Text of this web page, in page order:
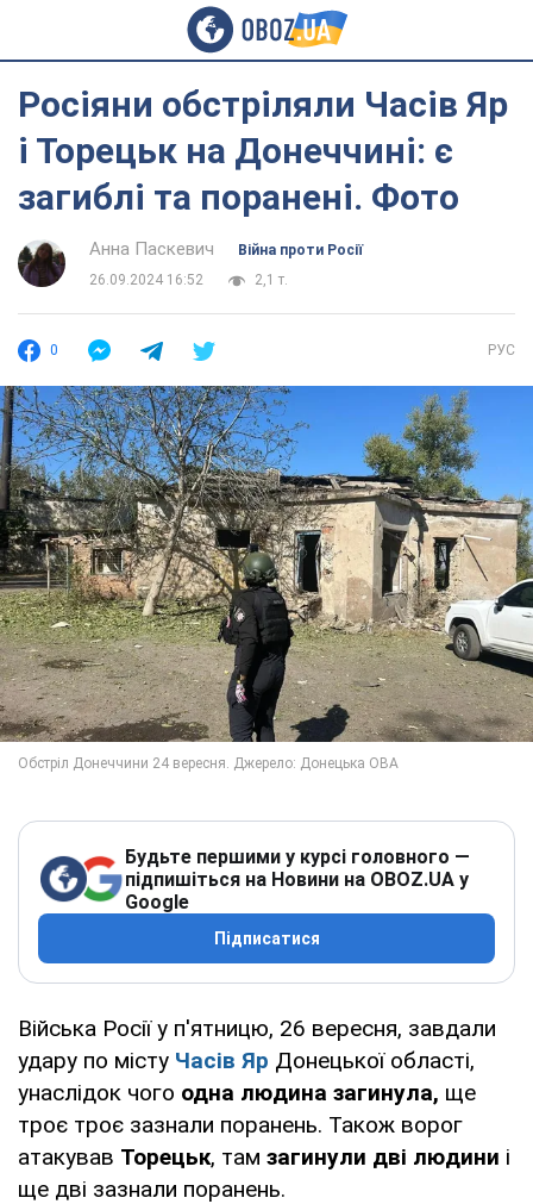
Росіяни обстріляли Часів Яр
і Торецьк на Донеччині: є
загиблі та поранені. Фото
Анна Паскевич
Війна проти Росії
26.09.2024 16:52
2,1 т.
0 РУС
Будьте першими у курсі головного —
підпишіться на Новини на OBOZ.UA у
Google
Підписатися
Війська Росії у п'ятницю, 26 вересня, завдали
удару по місту Часів Яр Донецької області,
унаслідок чого одна людина загинула, ще
троє троє зазнали поранень. Також ворог
атакував Торецьк, там загинули дві людини і
ще дві зазнали поранень.